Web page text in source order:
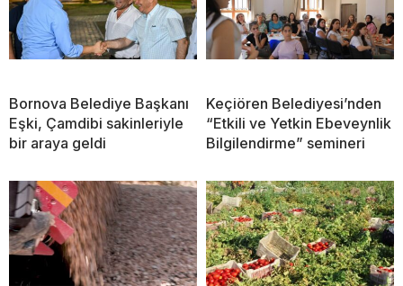
Bornova Belediye Başkanı
Eşki, Çamdibi sakinleriyle
bir araya geldi
Keçiören Belediyesi’nden
“Etkili ve Yetkin Ebeveynlik
Bilgilendirme” semineri